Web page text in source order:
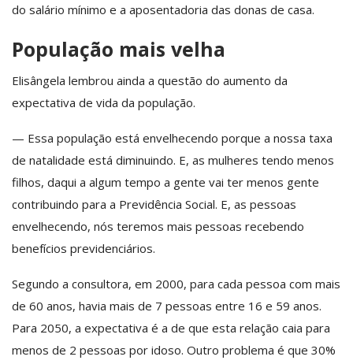
do salário mínimo e a aposentadoria das donas de casa.
População mais velha
Elisângela lembrou ainda a questão do aumento da
expectativa de vida da população.
— Essa população está envelhecendo porque a nossa taxa
de natalidade está diminuindo. E, as mulheres tendo menos
filhos, daqui a algum tempo a gente vai ter menos gente
contribuindo para a Previdência Social. E, as pessoas
envelhecendo, nós teremos mais pessoas recebendo
benefícios previdenciários.
Segundo a consultora, em 2000, para cada pessoa com mais
de 60 anos, havia mais de 7 pessoas entre 16 e 59 anos.
Para 2050, a expectativa é a de que esta relação caia para
menos de 2 pessoas por idoso. Outro problema é que 30%